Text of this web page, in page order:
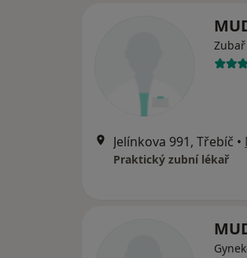
Zubař
Jelínkova 991, Třebíč •
Praktický zubní lékař